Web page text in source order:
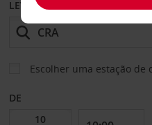
LEVANTAR EM
Escolher uma estação de
DE